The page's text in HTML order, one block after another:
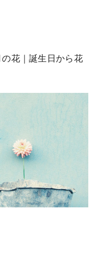
花｜誕生日から花